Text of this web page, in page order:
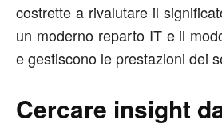
costrette a rivalutare il
un moderno reparto IT e il
e gestiscono le prestazioni dei
Cercare insight